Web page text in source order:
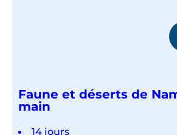
Faune et déserts de
main
14 jours